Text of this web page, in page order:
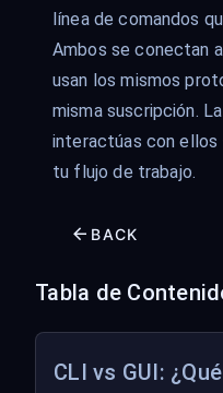
línea de comandos
Ambos se conectan
usan los mismos
misma suscripción.
interactúas con ellos
tu flujo de trabajo.
BACK
Tabla de
CLI vs GUI: